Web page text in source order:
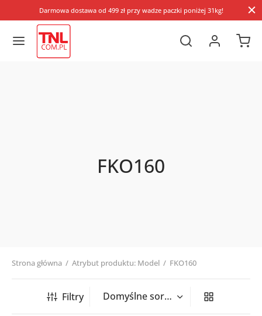
Darmowa dostawa od 499 zł przy wadze paczki poniżej 31kg!
FKO160
Strona główna / Atrybut produktu: Model / FKO160
Filtry